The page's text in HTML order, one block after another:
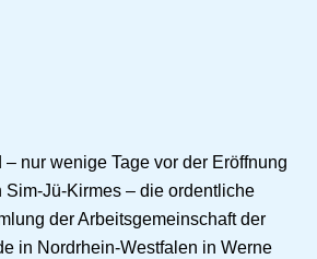
– nur wenige Tage vor der Eröffnung
Sim-Jü-Kirmes – die ordentliche
der Arbeitsgemeinschaft der
in Nordrhein-Westfalen in Werne